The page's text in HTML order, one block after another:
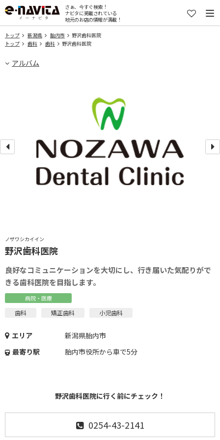
さぁ、今すぐ検索！
ナビタに掲載されている
地元のお店の情報が満載！
トップ 新潟県 胎内市
野沢歯科医院
トップ
歯科 歯科 野沢歯科医院
アルバム
ノザワシカイイン
野沢歯科医院
良好なコミュニケーションを大切にし、行き届いた気配りがで
きる歯科医院を目指します。
病院・医療
歯科 矯正歯科 小児歯科
エリア
新潟県胎内市
最寄り駅
胎内市役所から車で5分
野沢歯科医院に行く前にチェック！
0254-43-2141